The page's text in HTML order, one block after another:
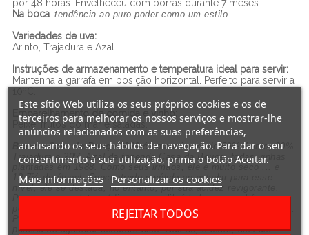
por 48 horas. Envelheceu com borras durante 7 meses.
Na boca: tendência ao puro poder como um estilo
Variedades de uva:
Arinto, Trajadura e Azal
Instruções de armazenamento e temperatura ideal para servir:
Mantenha a garrafa em posição horizontal. Perfeito para servir a
10ºC.
Emparelhamento de comida e vinho
Peixe, frutos do mar e saladas.
Branco Casa da Bouça 2020é uma mistura de 50% Arinto, 30%
Trajadura e 20% Azal da fazenda Casa da Bouça, todas vinhas
plantadas em 1988. Como seus irmãos, ele é muito seco ... e
12,7% de álcool. Concentrado e sólido no paladar para esse
nível, ele se destaca, no entanto, por sua acidez revigorante.
Parece ter o palato médio para equilibrá-lo bem, mas há um
pouco de pele na juventude do vinho. Parece muito promissor, ...
Provavelmente se mostrará melhor neste verão. Depois disso,
poderia se aguentar bastante bem. Não há, é claro, nenhum
Este sítio Web utiliza os seus próprios cookies e os de
terceiros para melhorar os nossos serviços e mostrar-lhe
anúncios relacionados com as suas preferências,
analisando os seus hábitos de navegação. Para dar o seu
consentimento à sua utilização, prima o botão Aceitar.
Mais informações Personalizar os cookies
REJEITAR TODOS